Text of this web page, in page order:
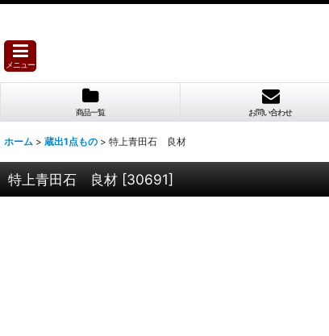
メニュー
商品一覧 お問い合わせ
ホーム > 蔵出1点もの > 特上青田石 良材
特上青田石 良材 [30691]